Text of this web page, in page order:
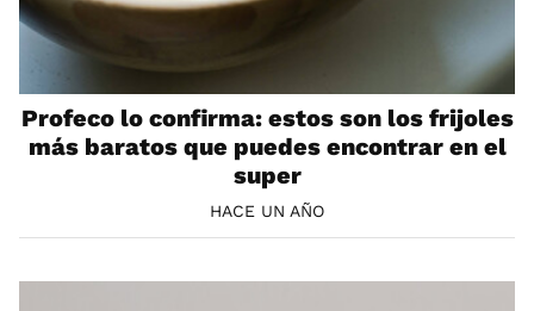
Profeco lo confirma: estos son los frijoles
más baratos que puedes encontrar en el
super
HACE UN AÑO